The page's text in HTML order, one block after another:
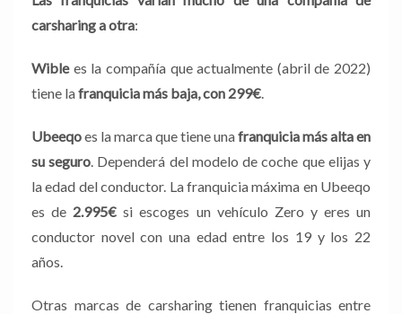
carsharing a otra:
Wiblees la compañía que actualmente (abril de 2022)
tiene lafranquicia más baja, con 299€.
Ubeeqoes la marca que tiene unafranquicia más alta en
su seguro. Dependerá del modelo de coche que elijas y
la edad del conductor. La franquicia máxima en Ubeeqo
es de 2.995€ si escoges un vehículo Zero y eres un
conductor novel con una edad entre los 19 y los 22
años.
Otras marcas de carsharing tienen franquicias entre